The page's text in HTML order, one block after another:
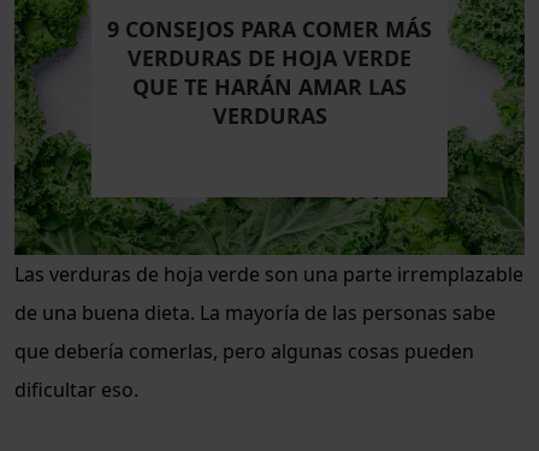
9 CONSEJOS PARA COMER MÁS
VERDURAS DE HOJA VERDE
QUE TE HARÁN AMAR LAS
VERDURAS
Las verduras de hoja verde son una parte irremplazable
de una buena dieta. La mayoría de las personas sabe
que debería comerlas, pero algunas cosas pueden
dificultar eso.